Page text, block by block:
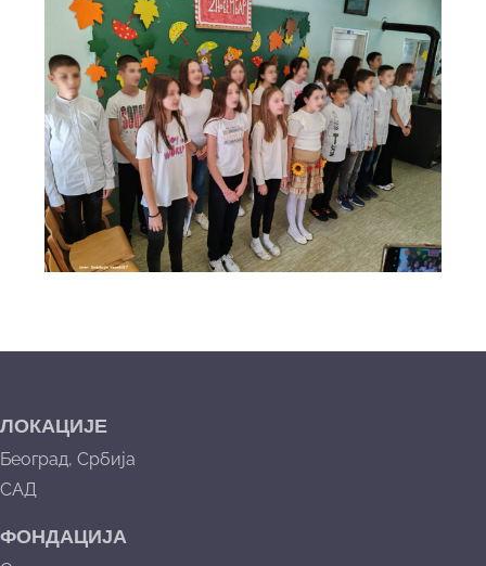
ЛОКАЦИЈЕ
Београд, Србија
САД
ФОНДАЦИЈА